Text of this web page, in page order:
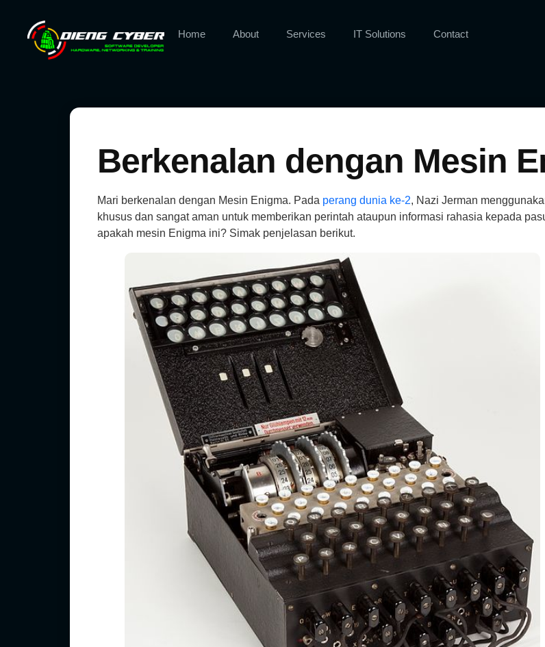
Home About Services IT Solutions Contact
Berkenalan dengan Mesin
Mari berkenalan dengan Mesin Enigma. Pada perang dunia ke-2, Nazi Jerman
khusus dan sangat aman untuk memberikan perintah ataupun informasi rahasia kepada
apakah mesin Enigma ini? Simak penjelasan berikut.